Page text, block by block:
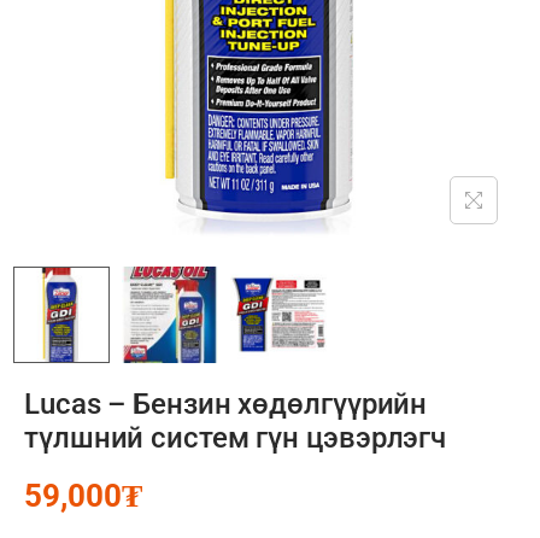
Lucas – Бензин хөдөлгүүрийн
түлшний систем гүн цэвэрлэгч
59,000₮